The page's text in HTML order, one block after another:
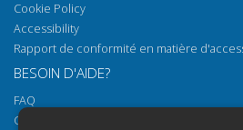
Cookie Policy
Accessibility
Rapport de conformité en matière
BESOIN D'AIDE?
FAQ
Comment ouvrir nos documents